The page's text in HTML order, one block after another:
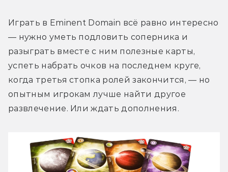
Играть в Eminent Domain всё равно интересно
— нужно уметь подловить соперника и
разыграть вместе с ним полезные карты,
успеть набрать очков на последнем круге,
когда третья стопка ролей закончится, — но
опытным игрокам лучше найти другое
развлечение. Или ждать дополнения.